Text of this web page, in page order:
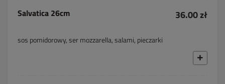
Salvatica 26cm 36.00 zł
sos pomidorowy, ser mozzarella, salami, pieczarki